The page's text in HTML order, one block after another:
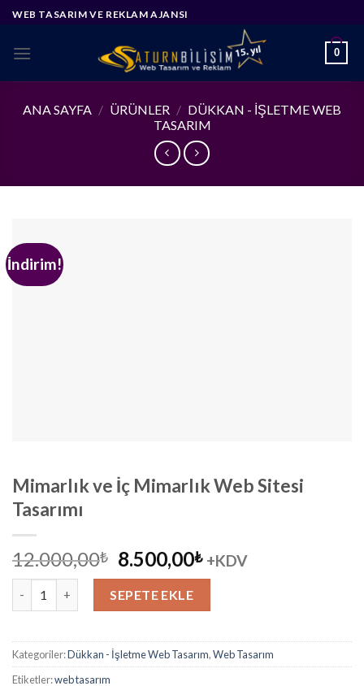
Skip
content
WEB TASARIM VE REKLAM AJANSI
0
ANA SAYFA / ÜRÜNLER / DÜKKAN - İŞLETME WEB
TASARIM
İndirim!
Mimarlık ve İç Mimarlık Web Sitesi
Tasarımı
12.000,00₺ Orijinal
fiyat:
12.000,00₺.
8.500,00₺Şu
andaki
8.500,00₺.
+KDV
SEPETE EKLE
Kategoriler:Dükkan - İşletme Web Tasarım,Web Tasarım
Etiketler:web tasarım